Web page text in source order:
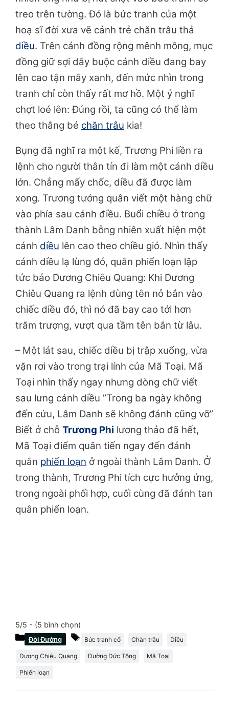
treo trên tường. Đó là bức tranh của một
hoạ sĩ đời xưa vẽ cảnh trẻ chăn trâu thả
diều. Trên cánh đồng rộng mênh mông, mục
đồng giữ sợi dây buộc cánh diều đang bay
lên cao tận mây xanh, đến mức nhìn trong
tranh chỉ còn thấy rất mơ hồ. Một ý nghĩ
chợt loé lên: Đúng rồi, ta cũng có thể làm
theo thằng bé chăn trâu kia!
Bụng đã nghĩ ra một kế, Trương Phi liền ra
lệnh cho người thân tín đi làm một cánh diều
lớn. Chẳng mấy chốc, diều đã được làm
xong. Trương tướng quân viết một hàng chữ
vào phía sau cánh điều. Buổi chiều ở trong
thành Lâm Danh bỗng nhiên xuất hiện một
cánh diều lên cao theo chiều gió. Nhìn thấy
cánh diều lạ lùng đó, quân phiến loạn lập
tức báo Dương Chiêu Quang: Khi Dương
Chiêu Quang ra lệnh dùng tên nỏ bắn vào
chiếc diều đó, thì nó đã bay cao tới hơn
trăm trượng, vượt qua tầm tên bắn từ lâu.
– Một lát sau, chiếc diều bị trập xuống, vừa
vặn rơi vào trong trại lính của Mã Toại. Mã
Toại nhìn thấy ngay nhưng dòng chữ viết
sau lưng cánh diều ”Trong ba ngày không
đến cứu, Lâm Danh sẽ không đánh cũng vỡ”
Biết ở chỗ Trương Phi lương thảo đã hết,
Mã Toại điểm quân tiến ngay đến đánh
quân phiến loạn ở ngoài thành Lâm Danh. Ở
trong thành, Trương Phi tích cực hưởng ứng,
trong ngoài phối hợp, cuối cùng đã đánh tan
quân phiến loạn.
5/5 - (5 bình chọn)
Danh
mục
Đời Đường Thẻ
Bức tranh cổ Chăn trâu Diều
Dương Chiêu Quang Đường Đức Tông Mã Toại
Phiến loạn